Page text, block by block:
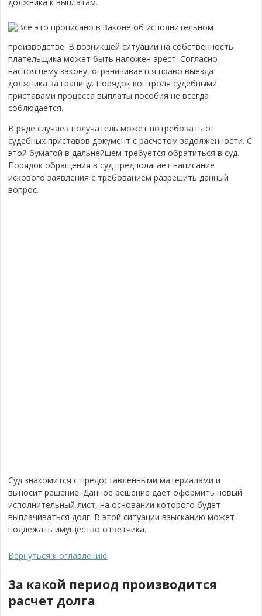
Все это прописано в Законе об исполнительном
производстве. В возникшей ситуации на собственность
плательщика может быть наложен арест. Согласно
настоящему закону, ограничивается право выезда
должника за границу. Порядок контроля судебными
приставами процесса выплаты пособия не всегда
соблюдается.
В ряде случаев получатель может потребовать от
судебных приставов документ с расчетом задолженности. С
этой бумагой в дальнейшем требуется обратиться в суд.
Порядок обращения в суд предполагает написание
искового заявления с требованием разрешить данный
вопрос.
Суд знакомится с предоставленными материалами и
выносит решение. Данное решение дает оформить новый
исполнительный лист, на основании которого будет
выплачиваться долг. В этой ситуации взысканию может
подлежать имущество ответчика.
Вернуться к оглавлению
За какой период производится
расчет долга